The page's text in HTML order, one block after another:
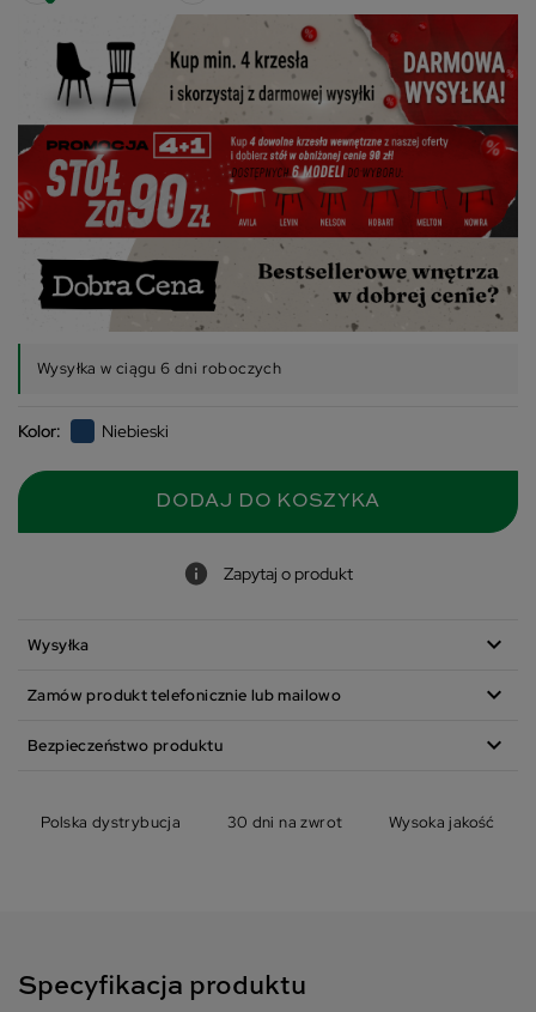
Wysyłka w ciągu 6 dni roboczych
Kolor: Niebieski
DODAJ DO KOSZYKA
Zapytaj o produkt
Wysyłka expand_more
Zamów produkt telefonicznie lub mailowo expand_more
Bezpieczeństwo produktu expand_more
Polska dystrybucja 30 dni na zwrot Wysoka jakość
Specyfikacja produktu